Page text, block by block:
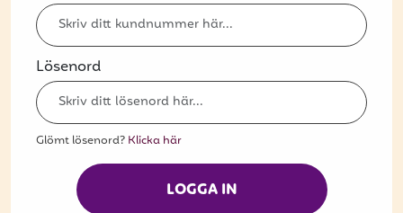
Hitta din grossist
Hållbarhet
Jobba hos oss
Kontakta oss
Om oss
Lösenord
Glömt lösenord? Klicka här
LOGGA IN